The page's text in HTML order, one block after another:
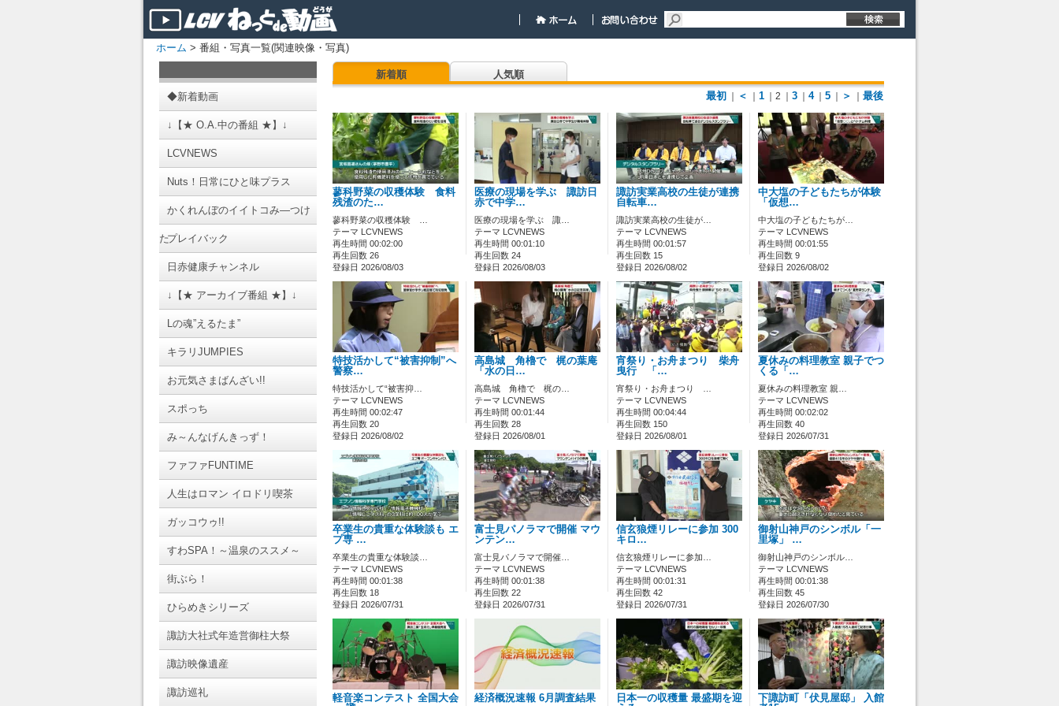
ホーム > 番組・写真一覧(関連映像・写真)
◆新着動画
↓【★ O.A.中の番組 ★】↓
LCVNEWS
Nuts！日常にひと味プラス
かくれんぼのイイトコみ―つけ
たプレイバック
日赤健康チャンネル
↓【★ アーカイブ番組 ★】↓
Lの魂”えるたま”
キラリJUMPIES
お元気さまばんざい!!
スポっち
み～んなげんきっず！
ファファFUNTIME
人生はロマン イロドリ喫茶
ガッコウゥ!!
すわSPA！～温泉のススメ～
街ぶら！
ひらめきシリーズ
諏訪大社式年造営御柱大祭
諏訪映像遺産
諏訪巡礼
新着順
人気順
最初
＜ 1 ｜2 3 4 5 ＞ 最後
蓼科野菜の収穫体験 食料
残渣のた…
蓼科野菜の収穫体験 …
テーマ LCVNEWS
再生時間 00:02:00
再生回数 26
登録日 2026/08/03
医療の現場を学ぶ 諏訪日
赤で中学…
医療の現場を学ぶ 諏…
テーマ LCVNEWS
再生時間 00:01:10
再生回数 24
登録日 2026/08/03
諏訪実業高校の生徒が連携
自転車…
諏訪実業高校の生徒が…
テーマ LCVNEWS
再生時間 00:01:57
再生回数 15
登録日 2026/08/02
中大塩の子どもたちが体験
「仮想…
中大塩の子どもたちが…
テーマ LCVNEWS
再生時間 00:01:55
再生回数 9
登録日 2026/08/02
特技活かして“被害抑制”へ
警察…
特技活かして“被害抑…
テーマ LCVNEWS
再生時間 00:02:47
再生回数 20
登録日 2026/08/02
高島城 角櫓で 梶の葉庵
「水の日…
高島城 角櫓で 梶の…
テーマ LCVNEWS
再生時間 00:01:44
再生回数 28
登録日 2026/08/01
宵祭り・お舟まつり 柴舟
曳行 「…
宵祭り・お舟まつり …
テーマ LCVNEWS
再生時間 00:04:44
再生回数 150
登録日 2026/08/01
夏休みの料理教室 親子でつ
くる「…
夏休みの料理教室 親…
テーマ LCVNEWS
再生時間 00:02:02
再生回数 40
登録日 2026/07/31
卒業生の貴重な体験談も エ
プ専 …
卒業生の貴重な体験談…
テーマ LCVNEWS
再生時間 00:01:38
再生回数 18
登録日 2026/07/31
富士見パノラマで開催 マウ
ンテン…
富士見パノラマで開催…
テーマ LCVNEWS
再生時間 00:01:38
再生回数 22
登録日 2026/07/31
信玄狼煙リレーに参加 300
キロ…
信玄狼煙リレーに参加…
テーマ LCVNEWS
再生時間 00:01:31
再生回数 42
登録日 2026/07/31
御射山神戸のシンボル「一
里塚」 …
御射山神戸のシンボル…
テーマ LCVNEWS
再生時間 00:01:38
再生回数 45
登録日 2026/07/30
軽音楽コンテスト 全国大会
経済概況速報 6月調査結果
日本一の収穫量 最盛期を迎
下諏訪町「伏見屋邸」 入館